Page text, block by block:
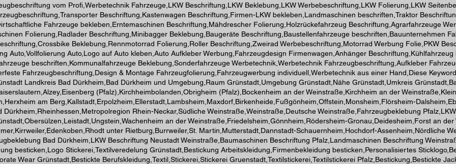
vom Profi,Werbetechnik Fahrzeuge,LKW Beschriftung,LKW Beklebung,LKW Werbebeschriftung,LKW Folierung,LKW
Beschriftung,Kastenwagen Beschriftung,Firmen-LKW bekleben,Landmaschinen beschriften,Traktor
Fahrzeuge bekleben,Erntemaschinen Beschriftung,Mähdrescher Folierung,Holzrückefahrzeug Beschriftung,Agrarfahrzeuge
Folierung,Radlader Beschriftung,Minibagger Beklebung,Baugeräte Beschriftung,Baustellenfahrzeuge beschriften,Bauunternehmen
Beklebung,Rennmotorrad Folierung,Roller Beschriftung,Zweirad Werbebeschriftung,Motorrad Werbung Folie,PKW
Auto,Vollfolierung Auto,Logo auf Auto kleben,Auto Aufkleber Werbung,Fahrzeugdesign Firmenwagen,Anhänger
beschriften,Kommunalfahrzeuge Beklebung,Sonderfahrzeuge Werbetechnik,Werbetechnik Fahrzeugbeschriftung,Aufkleber
Fahrzeugbeschriftung,Design & Montage Fahrzeugfolierung,Fahrzeugwerbung individuell,Werbetechnik aus einer Hand,Diese
Landkreis Bad Dürkheim,Bad Dürkheim und Umgebung,Raum Grünstadt,Umgebung Grünstadt,Nähe Grünstadt,Umkreis
(Pfalz),Kirchheimbolanden,Obrigheim (Pfalz),Bockenheim an der Weinstraße,Kirchheim an der
am Berg,Kallstadt,Erpolzheim,Ellerstadt,Lambsheim,Maxdorf,Birkenheide,Fußgönheim,Offstein,Monsheim,Flörsheim-
Dürkheim,Rheinhessen,Metropolregion Rhein-Neckar,Südliche Weinstraße,Weinstraße,Deutsche Weinstraße,Fahrzeugbeklebung
an der Weinstraße,Friedelsheim,Gönnheim,Rödersheim-Gronau,Deidesheim,Forst an
unter Rietburg,Burrweiler,St. Martin,Mutterstadt,Dannstadt-Schauernheim,Hochdorf-Assenheim,Nördliche
Bad Dürkheim,LKW Beschriftung Neustadt Weinstraße,Baumaschinen Beschriftung Pfalz,Landmaschinen Beschriftung
besticken,Logo Stickerei,Textilveredelung Grünstadt,Bestickung Arbeitskleidung,Firmenbekleidung besticken,Personalisiertes
Wear Grünstadt,Bestickte Berufskleidung,Textil,Stickerei,Stickerei Gruenstadt,Textilstickerei,Textilstickerei Pfalz,Bestickung,Bestickte